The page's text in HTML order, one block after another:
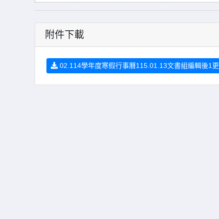
附件下載
02.114學年度寒假行事曆115.01.13文書組編輯後1